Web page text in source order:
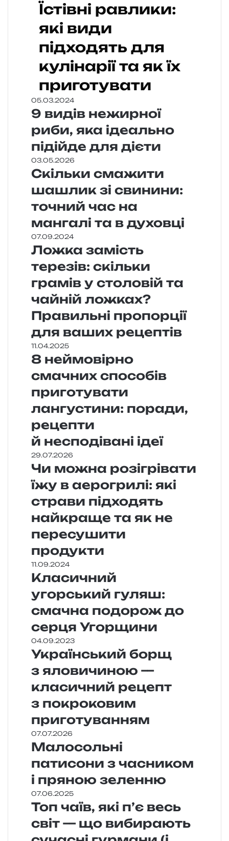
Їстівні равлики:
які види
підходять для
кулінарії та як їх
приготувати
05.03.2024
9 видів нежирної
риби, яка ідеально
підійде для дієти
03.05.2026
Скільки смажити
шашлик зі свинини:
точний час на
мангалі та в духовці
07.09.2024
Ложка замість
терезів: скільки
грамів у столовій та
чайній ложках?
Правильні пропорції
для ваших рецептів
11.04.2025
8 неймовірно
смачних способів
приготувати
лангустини: поради,
рецепти
й несподівані ідеї
29.07.2026
Чи можна розігрівати
їжу в аерогрилі: які
страви підходять
найкраще та як не
пересушити
продукти
11.09.2024
Класичний
угорський гуляш:
смачна подорож до
серця Угорщини
04.09.2023
Український борщ
з яловичиною —
класичний рецепт
з покроковим
приготуванням
07.07.2026
Малосольні
патисони з часником
і пряною зеленню
07.06.2025
Топ чаїв, які п’є весь
світ — що вибирають